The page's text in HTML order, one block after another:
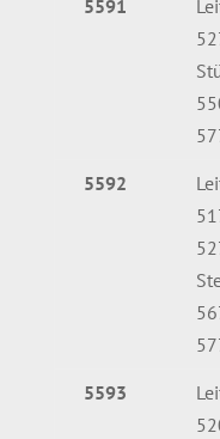
5591
5592
5593